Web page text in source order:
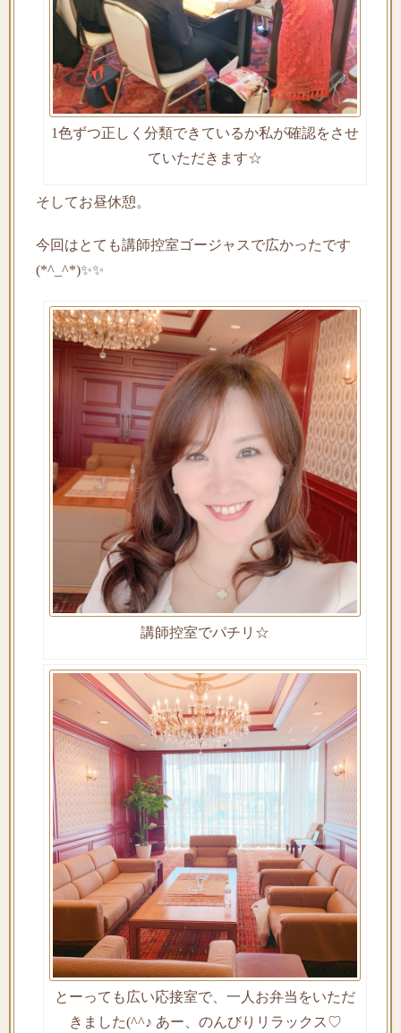
1色ずつ正しく分類できているか私が確認をさせ
ていただきます☆
そしてお昼休憩。
今回はとても講師控室ゴージャスで広かったです
(*^_^*)✨✨
講師控室でパチリ☆
とーっても広い応接室で、一人お弁当をいただ
きました(^^♪ あー、のんびりリラックス♡